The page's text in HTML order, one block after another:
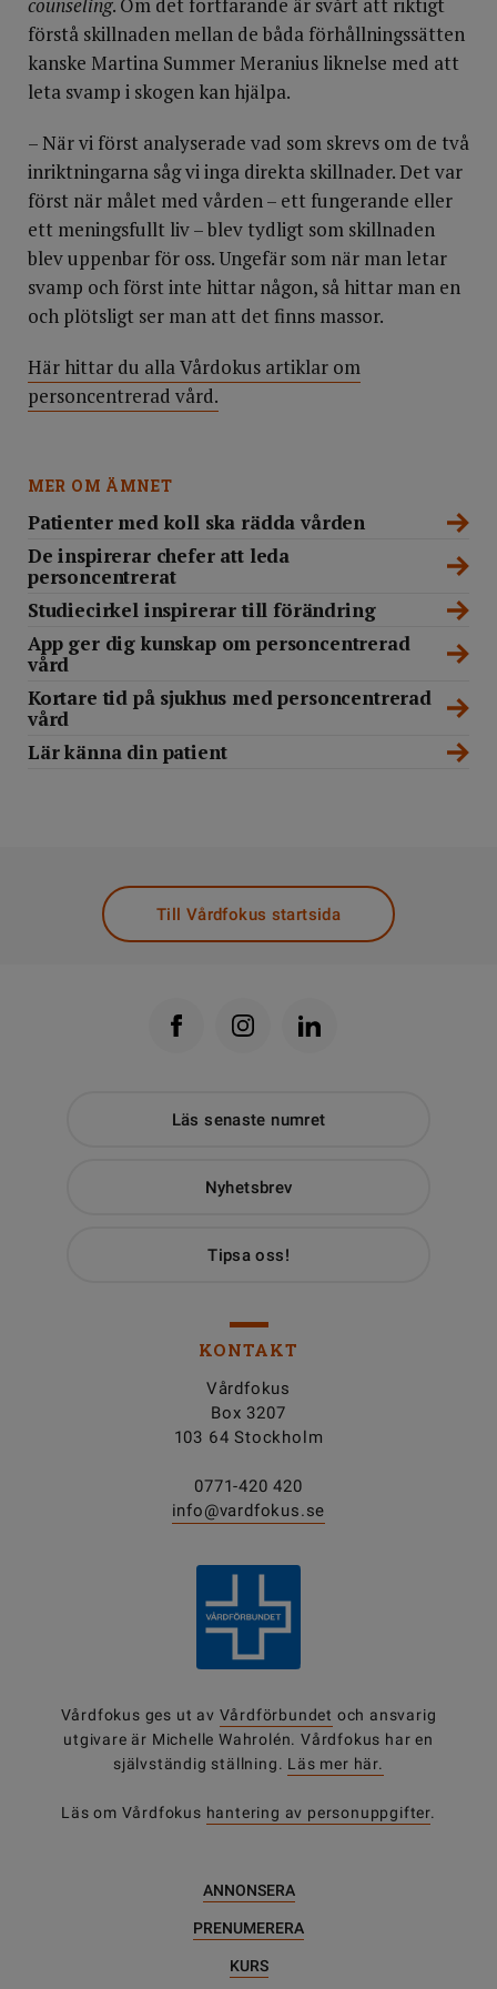
förstå skillnaden mellan de båda förhållningssätten
kanske Martina Summer Meranius liknelse med att
leta svamp i skogen kan hjälpa.
– När vi först analyserade vad som skrevs om de två
inriktningarna såg vi inga direkta skillnader. Det var
först när målet med vården – ett fungerande eller
ett meningsfullt liv – blev tydligt som skillnaden
blev uppenbar för oss. Ungefär som när man letar
svamp och först inte hittar någon, så hittar man en
och plötsligt ser man att det finns massor.
Här hittar du alla Vårdokus artiklar om
personcentrerad vård.
MER OM ÄMNET
Patienter med koll ska rädda vården
De inspirerar chefer att leda
personcentrerat
Studiecirkel inspirerar till förändring
App ger dig kunskap om personcentrerad
vård
Kortare tid på sjukhus med personcentrerad
vård
Lär känna din patient
Till Vårdfokus startsida
Läs senaste numret
Nyhetsbrev
Tipsa oss!
KONTAKT
Vårdfokus
Box 3207
103 64 Stockholm
0771-420 420
info@vardfokus.se
Vårdfokus ges ut av Vårdförbundet och ansvarig
utgivare är Michelle Wahrolén. Vårdfokus har en
självständig ställning. Läs mer här.
Läs om Vårdfokus hantering av personuppgifter.
ANNONSERA
PRENUMERERA
KURS